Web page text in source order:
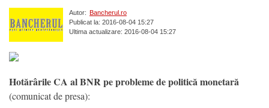
Autor: Bancherul.ro
Publicat la: 2016-08-04 15:27
Ultima actualizare: 2016-08-04 15:27
Hotărârile CA al BNR pe probleme de politică monetară
(comunicat de presa):